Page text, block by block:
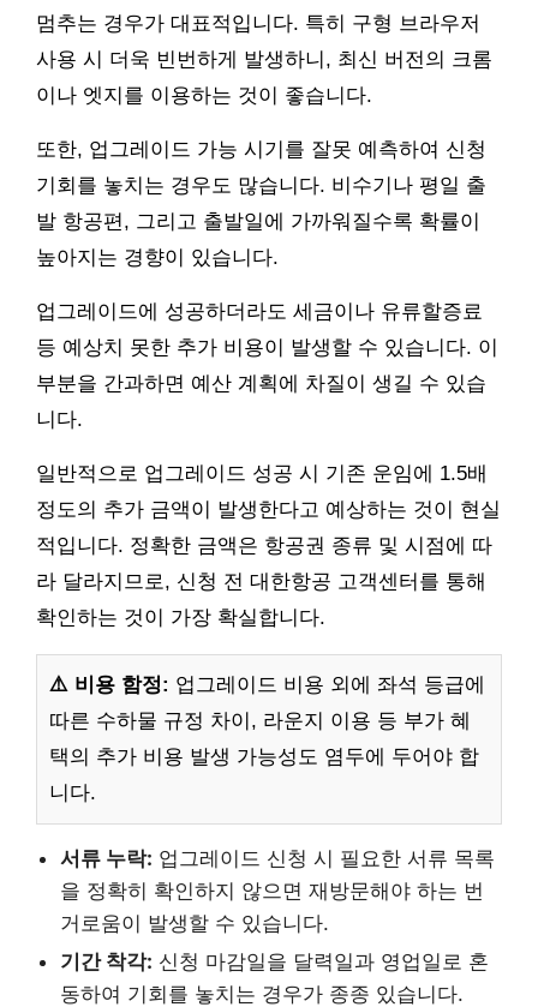
멈추는 경우가 대표적입니다. 특히 구형 브라우저
사용 시 더욱 빈번하게 발생하니, 최신 버전의 크롬
이나 엣지를 이용하는 것이 좋습니다.
또한, 업그레이드 가능 시기를 잘못 예측하여 신청
기회를 놓치는 경우도 많습니다. 비수기나 평일 출
발 항공편, 그리고 출발일에 가까워질수록 확률이
높아지는 경향이 있습니다.
업그레이드에 성공하더라도 세금이나 유류할증료
등 예상치 못한 추가 비용이 발생할 수 있습니다. 이
부분을 간과하면 예산 계획에 차질이 생길 수 있습
니다.
일반적으로 업그레이드 성공 시 기존 운임에 1.5배
정도의 추가 금액이 발생한다고 예상하는 것이 현실
적입니다. 정확한 금액은 항공권 종류 및 시점에 따
라 달라지므로, 신청 전 대한항공 고객센터를 통해
확인하는 것이 가장 확실합니다.
⚠️ 비용 함정: 업그레이드 비용 외에 좌석 등급에
따른 수하물 규정 차이, 라운지 이용 등 부가 혜
택의 추가 비용 발생 가능성도 염두에 두어야 합
니다.
서류 누락: 업그레이드 신청 시 필요한 서류 목록
을 정확히 확인하지 않으면 재방문해야 하는 번
거로움이 발생할 수 있습니다.
기간 착각: 신청 마감일을 달력일과 영업일로 혼
동하여 기회를 놓치는 경우가 종종 있습니다.